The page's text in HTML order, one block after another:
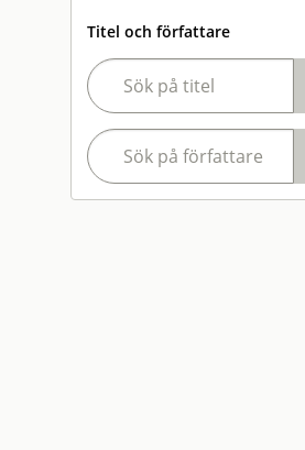
Titel och författare